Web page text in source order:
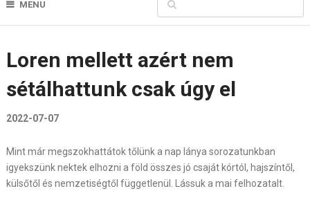
MENU
Loren mellett azért nem
sétálhattunk csak úgy el
2022-07-07
Mint már megszokhattátok tőlünk a nap lánya sorozatunkban
igyekszünk nektek elhozni a föld összes jó csaját kórtól, hajszíntől,
külsőtől és nemzetiségtől függetlenül. Lássuk a mai felhozatalt.